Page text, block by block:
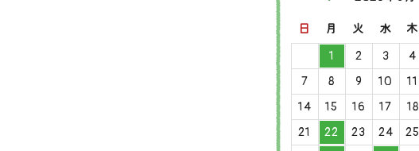
日 月 火 水 木
1
2 3 4
7
8 9 10 11
14
15 16 17 18
21
22 23 24 25